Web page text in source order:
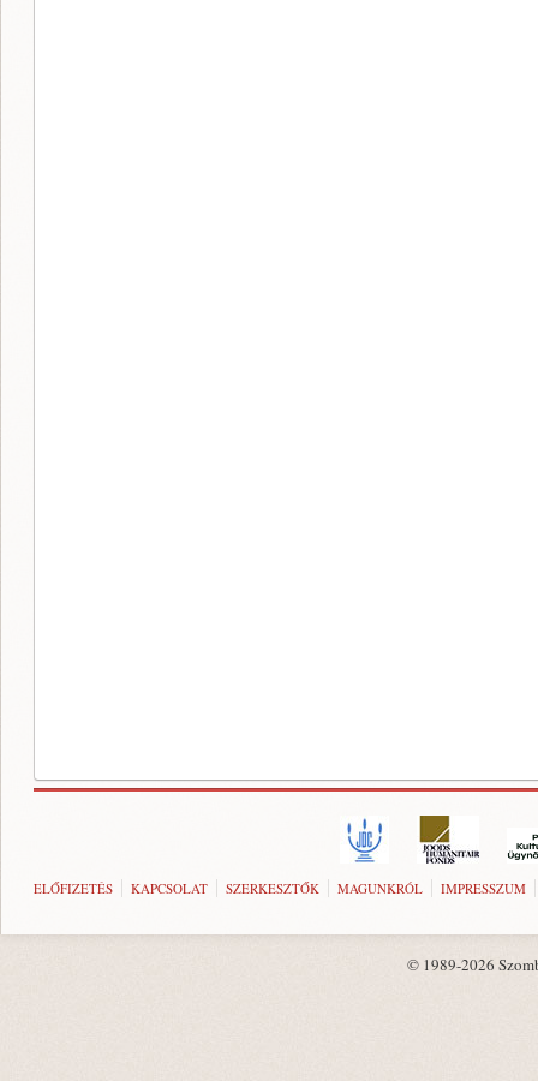
ELŐFIZETÉS KAPCSOLAT SZERKESZTŐK MAGUNKRÓL IMPRESSZUM
© 1989-2026